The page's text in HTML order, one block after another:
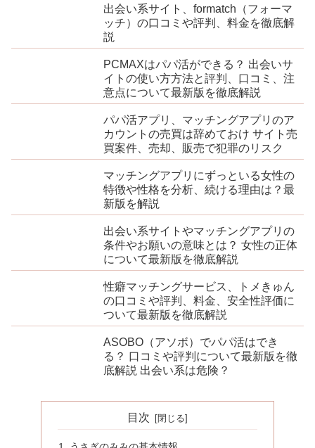
出会い系サイト、formatch（フォーマ
ッチ）の口コミや評判、料金を徹底解
説
PCMAXはパパ活ができる？ 出会いサ
イトの使い方方法と評判、口コミ、注
意点について最新版を徹底解説
パパ活アプリ、マッチングアプリのア
カウントの売買は辞めておけ サイト売
買案件、売却、販売で犯罪のリスク
マッチングアプリにずっといる女性の
特徴や性格を分析、続ける理由は？最
新版を解説
出会い系サイトやマッチングアプリの
条件やお願いの意味とは？ 女性の正体
について最新版を徹底解説
性癖マッチングサービス、トメきゅん
の口コミや評判、料金、安全性評価に
ついて最新版を徹底解説
ASOBO（アソボ）でパパ活はでき
る？ 口コミや評判について最新版を徹
底解説 出会い系は危険？
目次